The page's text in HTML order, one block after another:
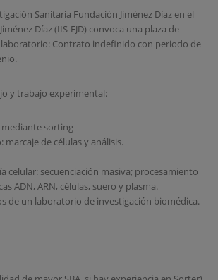
Sanitaria Fundación Jiménez Díaz en el
Díaz (IIS-FJD) convoca una plaza de
laboratorio: Contrato indefinido con periodo de
y trabajo experimental:
mediante sorting
de células y análisis.
celular: secuenciación masiva; procesamiento
ADN, ARN, células, suero y plasma.
de un laboratorio de investigación biomédica.